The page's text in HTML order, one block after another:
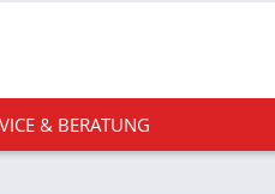
& BERATUNG